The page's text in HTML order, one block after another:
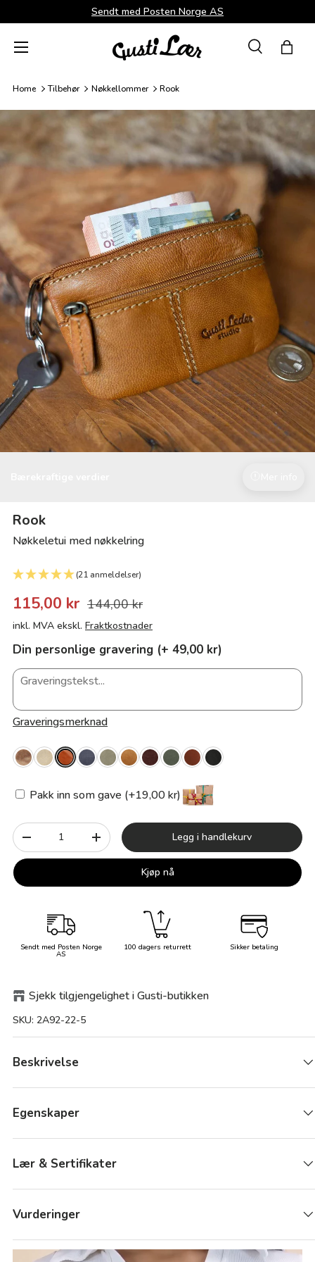
Direkte til innhold
Sendt med Posten Norge AS
Suche
Menü
Home Tilbehør Nøkkellommer Rook
Rook
Nøkkeletui med nøkkelring
(21 anmeldelser)
115,00 kr 144,00 kr
inkl. MVA ekskl. Fraktkostnader
Din personlige gravering (+ 49,00 kr)
Graveringsmerknad
Pakk inn som gave (+19,00 kr)
Antall
-
+ Legg i handlekurv
Kjøp nå
Sendt med Posten Norge
AS
100 dagers returrett Sikker betaling
Sjekk tilgjengelighet i Gusti-butikken
SKU: 2A92-22-5
Beskrivelse
Egenskaper
Lær & Sertifikater
Vurderinger